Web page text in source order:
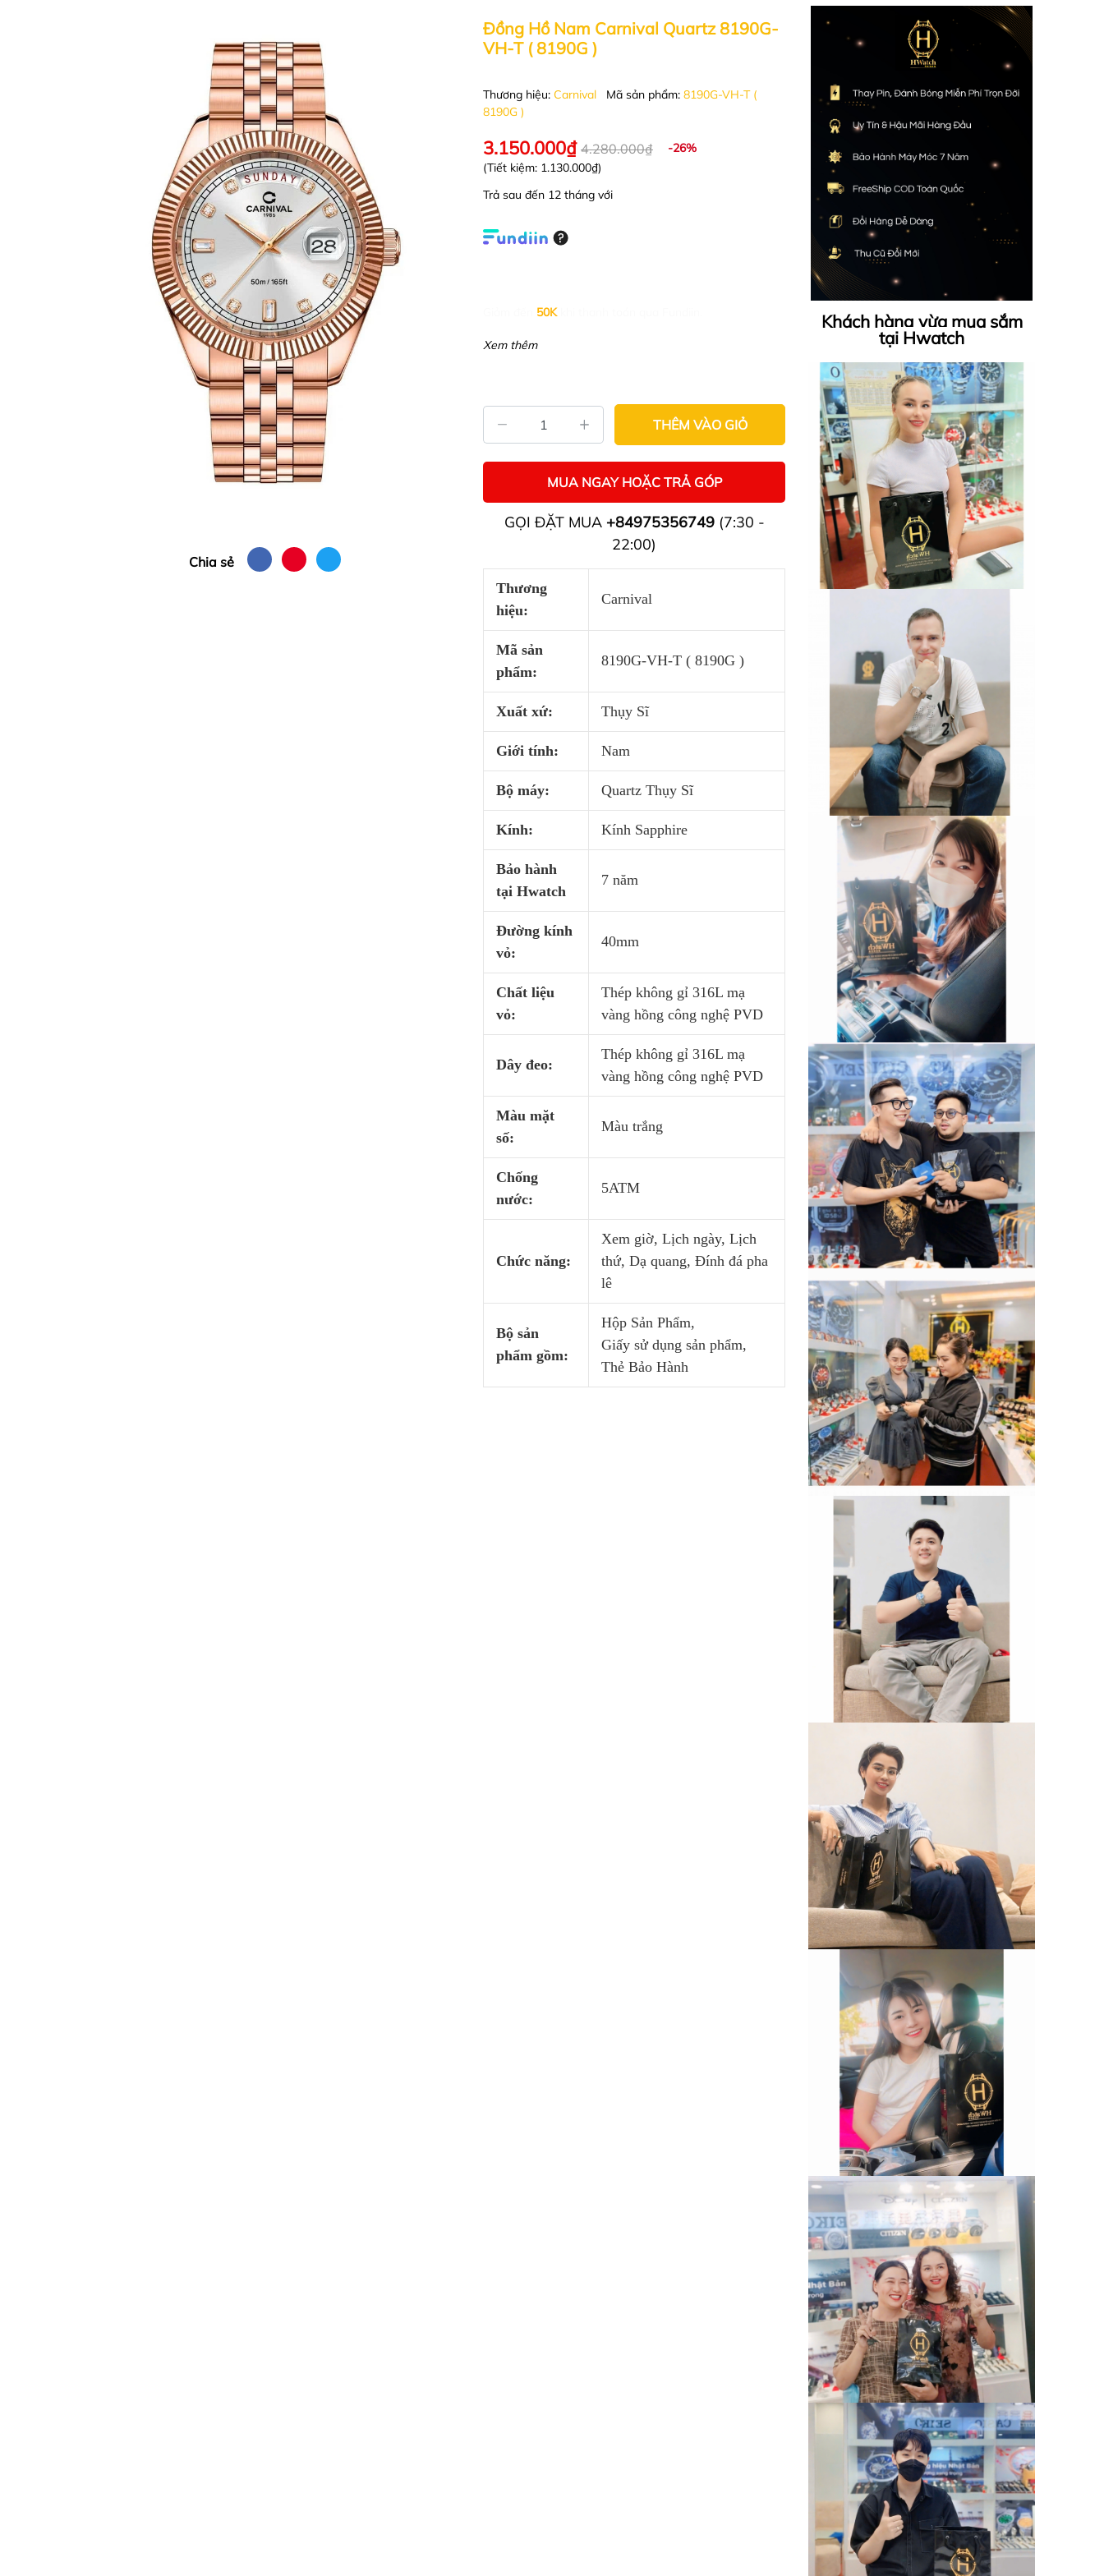
Chia sẻ
Đồng Hồ Nam Carnival Quartz 8190G-
VH-T ( 8190G )
Thương hiệu: Carnival Mã sản phẩm: 8190G-VH-T (
8190G )
3.150.000₫ 4.280.000₫
-26%
(Tiết kiệm: 1.130.000₫)
Trả sau đến 12 tháng với
50K
Xem thêm
THÊM VÀO GIỎ
MUA NGAY HOẶC TRẢ GÓP
GỌI ĐẶT MUA +84975356749(7:30 -
22:00)
Thương
hiệu:
Carnival
Mã sản
phẩm:
8190G-VH-T ( 8190G )
Xuất xứ: Thụy Sĩ
Giới tính: Nam
Bộ máy: Quartz Thụy Sĩ
Kính: Kính Sapphire
Bảo hành
tại Hwatch
7 năm
Đường kính
vỏ:
40mm
Chất liệu
vỏ:
Thép không gỉ 316L mạ
vàng hồng công nghệ PVD
Dây đeo:
Thép không gỉ 316L mạ
vàng hồng công nghệ PVD
Màu mặt
số:
Màu trắng
Chống
nước:
5ATM
Chức năng:
Xem giờ, Lịch ngày, Lịch
thứ, Dạ quang, Đính đá pha
lê
Bộ sản
phẩm gồm:
Hộp Sản Phẩm,
Giấy sử dụng sản phẩm,
Thẻ Bảo Hành
Khách hàng vừa mua sắm
tại Hwatch